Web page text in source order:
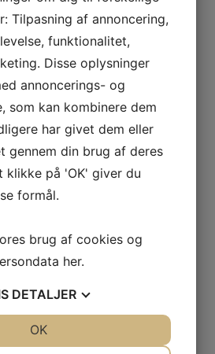
Tilpasning af annoncering,
funktionalitet,
Disse oplysninger
annoncerings- og
som kan kombinere dem
har givet dem eller
gennem din brug af deres
klikke på 'OK' giver du
formål.
brug af cookies og
her.
DETALJER
OK